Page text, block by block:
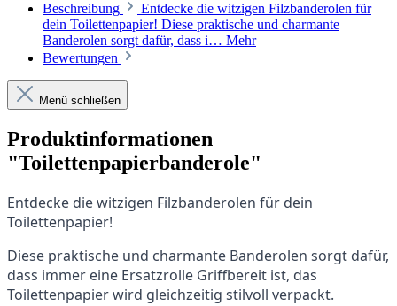
Beschreibung
Entdecke die witzigen Filzbanderolen für
dein Toilettenpapier! Diese praktische und charmante
Banderolen sorgt dafür, dass i… Mehr
Bewertungen
Menü schließen
Produktinformationen
"Toilettenpapierbanderole"
Entdecke die witzigen Filzbanderolen für dein
Toilettenpapier!
Diese praktische und charmante Banderolen sorgt dafür,
dass immer eine Ersatzrolle Griffbereit ist, das
Toilettenpapier wird gleichzeitig stilvoll verpackt.